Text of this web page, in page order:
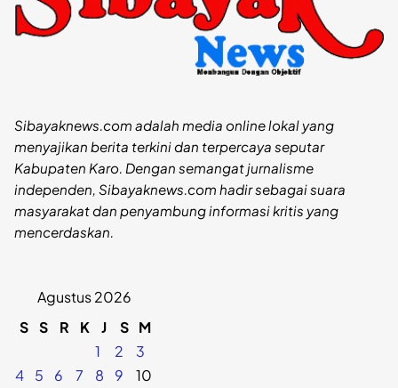
Sibayaknews.com adalah media online lokal yang
menyajikan berita terkini dan terpercaya seputar
Kabupaten Karo. Dengan semangat jurnalisme
independen, Sibayaknews.com hadir sebagai suara
masyarakat dan penyambung informasi kritis yang
mencerdaskan.
Agustus 2026
S S R K J S M
1
2
3
4
5 6 7 8 9
10